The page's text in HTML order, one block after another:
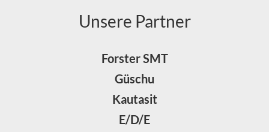
Unsere Partner
Forster SMT
Güschu
Kautasit
E/D/E